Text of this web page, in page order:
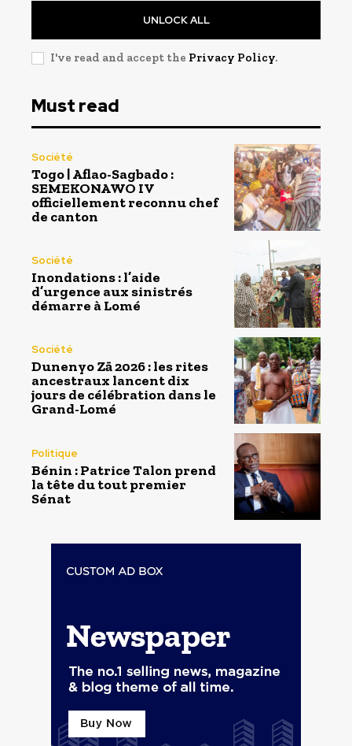
UNLOCK ALL
I've read and accept the Privacy Policy.
Must read
Société
Togo | Aflao-Sagbado :
SEMEKONAWO IV
officiellement reconnu chef
de canton
Société
Inondations : l’aide
d’urgence aux sinistrés
démarre à Lomé
Société
Dunenyo Zā 2026 : les rites
ancestraux lancent dix
jours de célébration dans le
Grand-Lomé
Politique
Bénin : Patrice Talon prend
la tête du tout premier
Sénat